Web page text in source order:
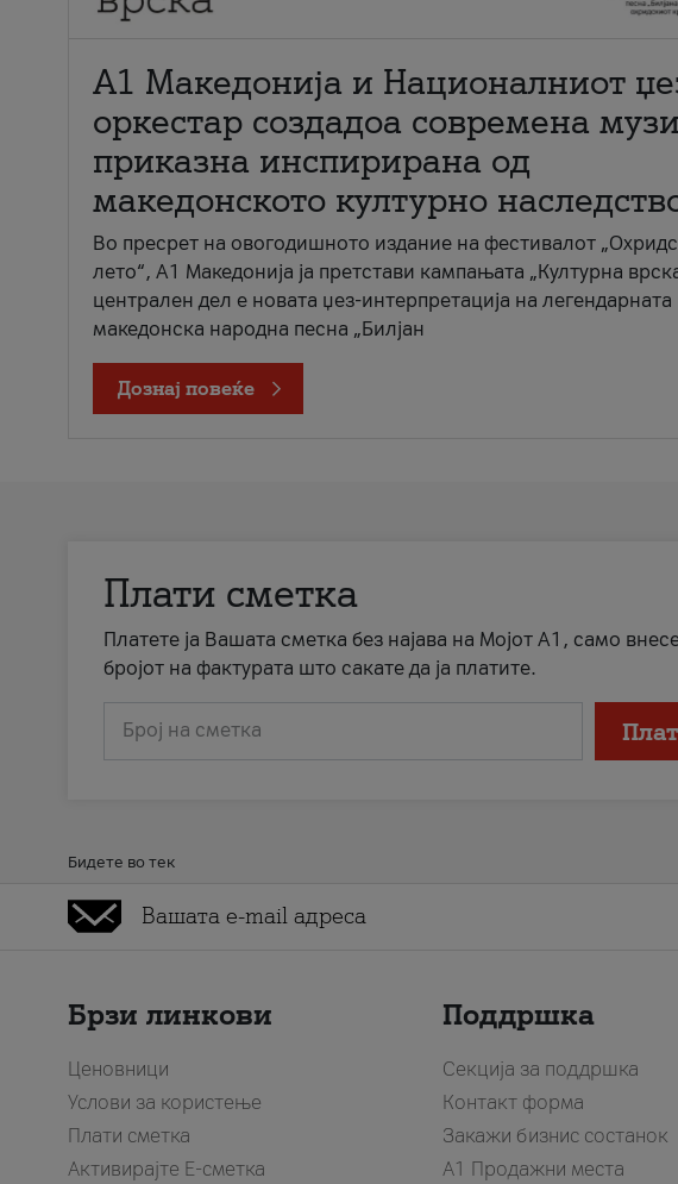
А1 Македонија и Националниот
оркестар создадоа современа
приказна инспирирана од
македонското културно
Во пресрет на овогодишното издание на фестивалот
лето“, А1 Македонија ја претстави кампањата „Културна
централен дел е новата џез-интерпретација на легендарната
македонска народна песна „Билјан
Дознај повеќе
Плати сметка
Платете ја Вашата сметка без најава на Мојот А1, само
бројот на фактурата што сакате да ја платите.
Број на сметка
Бидете во тек
Брзи линкови
Ценовници
Услови за користење
Плати сметка
Активирајте Е-сметка
Поддршка
Секција за поддршка
Контакт форма
Закажи бизнис состанок
A1 Продажни места